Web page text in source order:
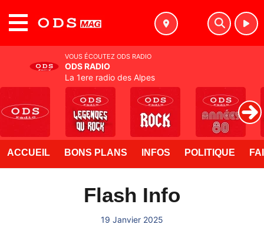
ACCUEIL BONS PLANS INFOS POLITIQUE
Flash Info
19 Janvier 2025
VOUS ÉCOUTEZ ODS RADIO
ODS RADIO
La 1ere radio des Alpes